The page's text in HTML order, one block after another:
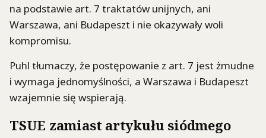
na podstawie art. 7 traktatów unijnych, ani
Warszawa, ani Budapeszt i nie okazywały woli
kompromisu.
Puhl tłumaczy, że postępowanie z art. 7 jest żmudne
i wymaga jednomyślności, a Warszawa i Budapeszt
wzajemnie się wspierają.
TSUE zamiast artykułu siódmego